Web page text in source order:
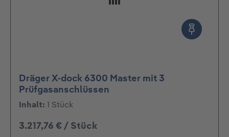
Dräger X-dock 6300 Master mit 3
Prüfgasanschlüssen
Inhalt: 1 Stück
3.217,76 € / Stück